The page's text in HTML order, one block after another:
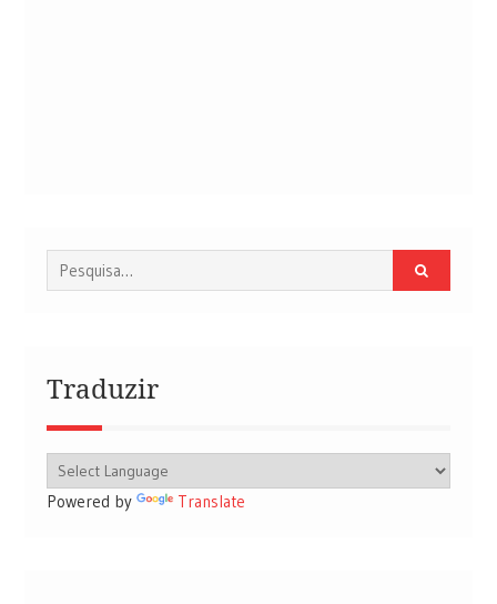
Procurar
por:
Traduzir
Powered by Translate